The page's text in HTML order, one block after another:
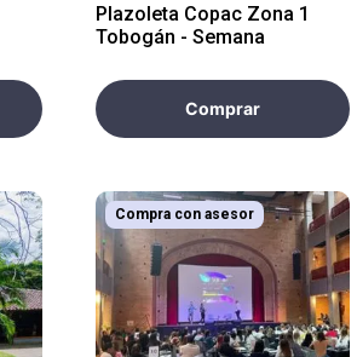
Plazoleta Copac Zona 1
Tobogán - Semana
Comprar
Compra con asesor